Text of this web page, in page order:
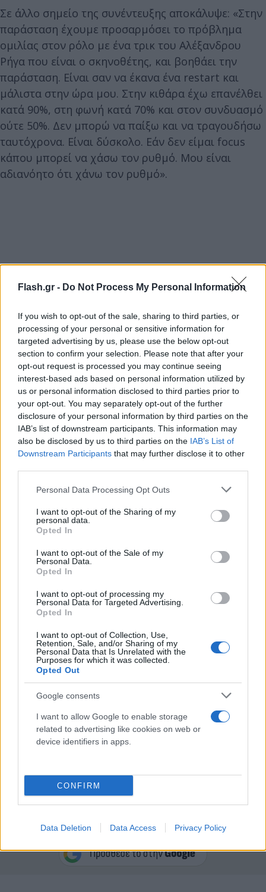
Flash.gr - Do Not Process My Personal Information
If you wish to opt-out of the sale, sharing to third parties, or
processing of your personal or sensitive information for
targeted advertising by us, please use the below opt-out
section to confirm your selection. Please note that after your
opt-out request is processed you may continue seeing
interest-based ads based on personal information utilized by
us or personal information disclosed to third parties prior to
your opt-out. You may separately opt-out of the further
disclosure of your personal information by third parties on the
IAB’s list of downstream participants. This information may
also be disclosed by us to third parties on the IAB’s List of
Downstream Participants that may further disclose it to other
Please note that this website/app uses one or more Google
not limited to your visit or usage behaviour. You may click to
grant or deny consent to Google and its third-party tags to
use your data for below specified purposes in below Google
consent section.
Personal Data Processing Opt Outs
I want to opt-out of the Sharing of my
personal data.
Opted In
I want to opt-out of the Sale of my
Personal Data.
Opted In
I want to opt-out of processing my
Personal Data for Targeted Advertising.
Opted In
I want to opt-out of Collection, Use,
Retention, Sale, and/or Sharing of my
Personal Data that Is Unrelated with the
Purposes for which it was collected.
Opted Out
Google consents
I want to allow Google to enable storage
related to advertising like cookies on web or
device identifiers in apps.
CONFIRM
Data Deletion Data Access Privacy Policy
Σε άλλο σημείο της συνέντευξης αποκάλυψε: «Στην
παράσταση έχουμε προσαρμόσει το πρόβλημα
ομιλίας στον ρόλο με ένα τρικ του Αλέξανδρου
Ρήγα που είναι ο σκηνοθέτης, και βοηθάει την
παράσταση. Είναι σαν να έκανα ένα restart και
μάλιστα στην ώρα μου. Στην κιθάρα έχω επανέλθει
κατά 90%, στη φωνή κατά 70% και στον συνδυασμό
ούτε 50%. Δεν μπορώ να παίξω και να τραγουδήσω
ταυτόχρονα. Είναι δύσκολο. Εάν δεν είμαι focus
κάπου μπορεί να χάσω τον ρυθμό. Μου είναι
αδιανόητο ότι χάνω τον ρυθμό».
Και δεν δίστασε να παραδεχθεί: «Πολλές φορές
σκέφτομαι δεν μπορεί να γινόταν αυτό 10-15
χρόνια νωρίτερα, να είχα περιθώρια. Το βλέπω σαν
μία δεύτερη ευκαιρία. Δεν υπάρχει περίπτωση
επιστροφής στο παρελθόν γιατί η ποιότητα ζωής
είναι η μέρα με τη νύχτα».
Κάνε κλικ και δες περισσότερο
Flash.grστην αναζήτηση τηςGoogle